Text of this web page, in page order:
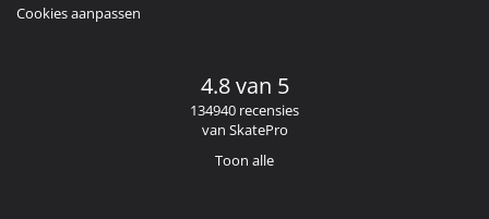
Cookies aanpassen
4.8 van 5
134940 recensies
van SkatePro
Toon alle